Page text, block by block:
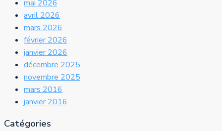
mai 2026
avril 2026
mars 2026
février 2026
janvier 2026
décembre 2025
novembre 2025
mars 2016
janvier 2016
Catégories